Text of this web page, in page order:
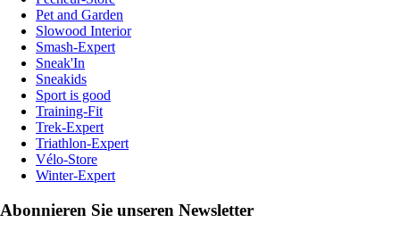
Pet and Garden
Slowood Interior
Smash-Expert
Sneak'In
Sneakids
Sport is good
Training-Fit
Trek-Expert
Triathlon-Expert
Vélo-Store
Winter-Expert
Abonnieren Sie unseren Newsletter